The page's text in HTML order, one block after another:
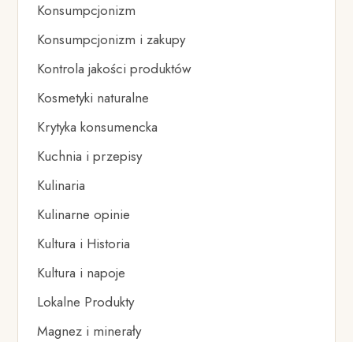
Konsumpcjonizm
Konsumpcjonizm i zakupy
Kontrola jakości produktów
Kosmetyki naturalne
Krytyka konsumencka
Kuchnia i przepisy
Kulinaria
Kulinarne opinie
Kultura i Historia
Kultura i napoje
Lokalne Produkty
Magnez i minerały